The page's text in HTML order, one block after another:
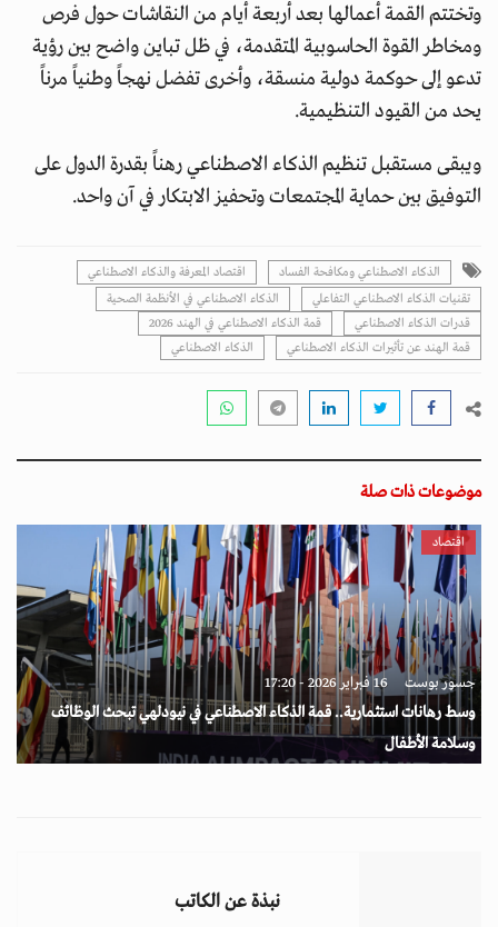
وتختتم القمة أعمالها بعد أربعة أيام من النقاشات حول فرص
ومخاطر القوة الحاسوبية المتقدمة، في ظل تباين واضح بين رؤية
تدعو إلى حوكمة دولية منسقة، وأخرى تفضل نهجاً وطنياً مرناً
يحد من القيود التنظيمية.
ويبقى مستقبل تنظيم الذكاء الاصطناعي رهناً بقدرة الدول على
التوفيق بين حماية المجتمعات وتحفيز الابتكار في آن واحد.
الذكاء الاصطناعي ومكافحة الفساد
اقتصاد المعرفة والذكاء الاصطناعي
تقنيات الذكاء الاصطناعي التفاعلي
الذكاء الاصطناعي في الأنظمة الصحية
قدرات الذكاء الاصطناعي
قمة الذكاء الاصطناعي في الهند 2026
قمة الهند عن تأثيرات الذكاء الاصطناعي
الذكاء الاصطناعي
موضوعات ذات صلة
اقتصاد
جسور بوست 16 فبراير 2026 - 17:20
وسط رهانات استثمارية.. قمة الذكاء الاصطناعي في نيودلهي تبحث الوظائف
وسلامة الأطفال
نبذة عن الكاتب